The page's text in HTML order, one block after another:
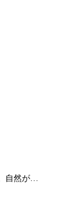
自然が…